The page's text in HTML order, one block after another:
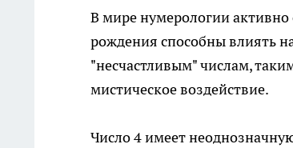
В мире нумерологии активно
рождения способны влиять
"несчастливым" числам,
мистическое воздействие.
Число 4 имеет